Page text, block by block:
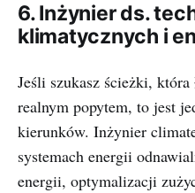
6. Inżynier ds.
klimatycznych i
Jeśli szukasz ścieżki, która
realnym popytem, to jest
kierunków. Inżynier
systemach energii
energii, optymalizacji